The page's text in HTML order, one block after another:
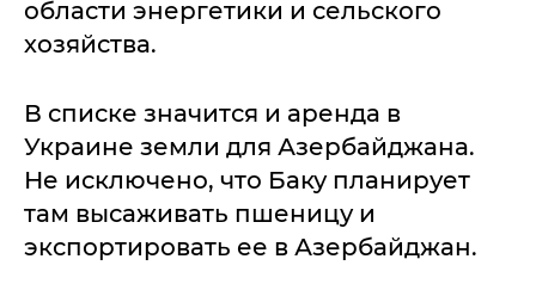
области энергетики и сельского
хозяйства.
В списке значится и аренда в
Украине земли для Азербайджана.
Не исключено, что Баку планирует
там высаживать пшеницу и
экспортировать ее в Азербайджан.